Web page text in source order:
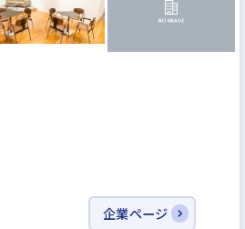
解決を促進する不動産業界特
企業ページ